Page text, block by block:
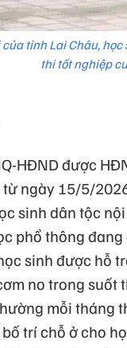
tỉnh Lai Châu,
thi tốt nghiệp
HĐND được
ngày 15/5/
sinh dân tộc
phổ thông
sinh được hỗ
no trong suốt
mỗi tháng
trí chỗ ở cho